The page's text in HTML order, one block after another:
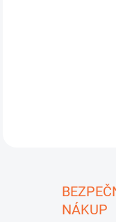
NÁKUP